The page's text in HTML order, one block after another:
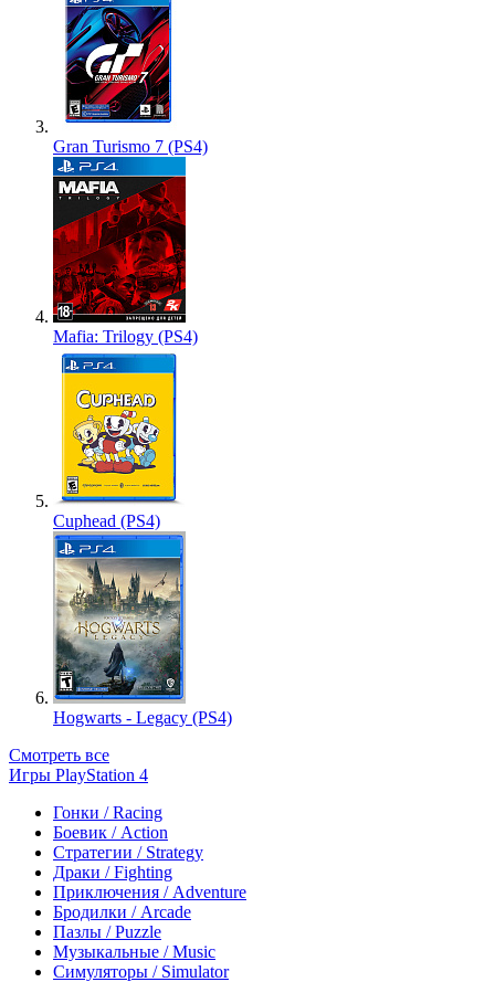
Gran Turismo 7 (PS4)
Mafia: Trilogy (PS4)
Cuphead (PS4)
Hogwarts - Legacy (PS4)
Смотреть все
Игры PlayStation 4
Гонки / Racing
Боевик / Action
Стратегии / Strategy
Драки / Fighting
Приключения / Adventure
Бродилки / Arcade
Пазлы / Puzzle
Музыкальные / Music
Симуляторы / Simulator